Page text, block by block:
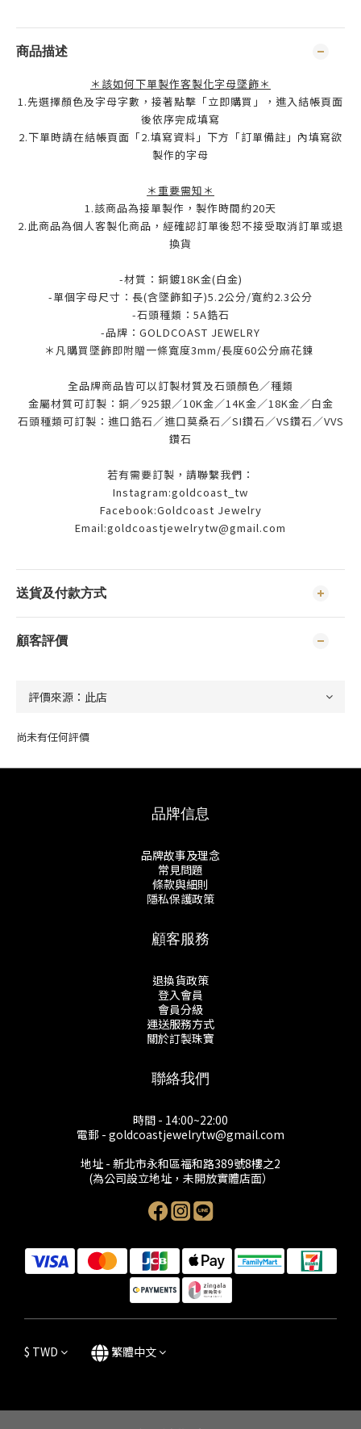
商品描述
＊該如何下單製作客製化字母墜飾＊
1.先選擇顏色及字母字數，接著點擊「立即購買」，進入結帳頁面
後依序完成填寫
2.下單時請在結帳頁面「2.填寫資料」下方「訂單備註」內填寫欲
製作的字母
＊重要需知＊
1.該商品為接單製作，製作時間約20天
2.此商品為個人客製化商品，經確認訂單後恕不接受取消訂單或退
換貨
-材質：銅鍍18K金(白金)
-單個字母尺寸：長(含墜飾釦子)5.2公分/寬約2.3公分
-石頭種類：5A鋯石
-品牌： GOLDCOAST JEWELRY
＊凡購買墜飾即附贈一條寬度3mm/長度60公分麻花鍊
全品牌商品皆可以訂製材質及石頭顏色／種類
金屬材質可訂製：銅／925銀／10K金／14K金／18K金／白金
石頭種類可訂製：進口鋯石／進口莫桑石／SI鑽石／VS鑽石／VVS
鑽石
若有需要訂製，請聯繫我們：
Instagram:goldcoast_tw
Facebook:Goldcoast Jewelry
Email:goldcoastjewelrytw@gmail.com
送貨及付款方式
顧客評價
尚未有任何評價
品牌信息
品牌故事及理念
常見問題
條款與細則
隱私保護政策
顧客服務
退換貨政策
登入會員
會員分級
運送服務方式
關於訂製珠寶
聯絡我們
時間 - 14:00~22:00
電郵 - goldcoastjewelrytw@gmail.com
地址 - 新北市永和區福和路389號8樓之2
(為公司設立地址，未開放實體店面）
$ TWD 繁體中文